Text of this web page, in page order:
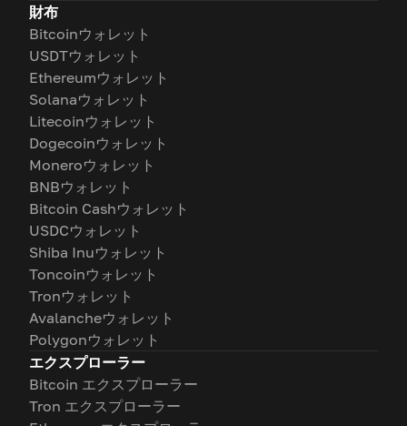
財布
Bitcoinウォレット
USDTウォレット
Ethereumウォレット
Solanaウォレット
Litecoinウォレット
Dogecoinウォレット
Moneroウォレット
BNBウォレット
Bitcoin Cashウォレット
USDCウォレット
Shiba Inuウォレット
Toncoinウォレット
Tronウォレット
Avalancheウォレット
Polygonウォレット
エクスプローラー
Bitcoin エクスプローラー
Tron エクスプローラー